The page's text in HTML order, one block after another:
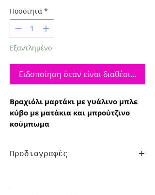
Ποσότητα *
Εξαντλημένο
Ειδοποίηση όταν είναι διαθέσιμο
Βραχιόλι μαρτάκι με γυάλινο μπλε
κύβο με ματάκια και μπρούτζινο
κούμπωμα
Προδιαγραφές